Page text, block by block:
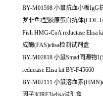
BY-M01598 小鼠抗血小板IgG
罗非鱼I型胶原蛋白抗体(COL-
Fish HMG-CoA reductase Elisa
成酶(FAS)elisa检测试剂盒
BY-M02818 小鼠Smad同源物
reductase Elisa kit BY-F45660
BY-M02111 小鼠溶血素
因子3(IRF3)elisa试剂盒